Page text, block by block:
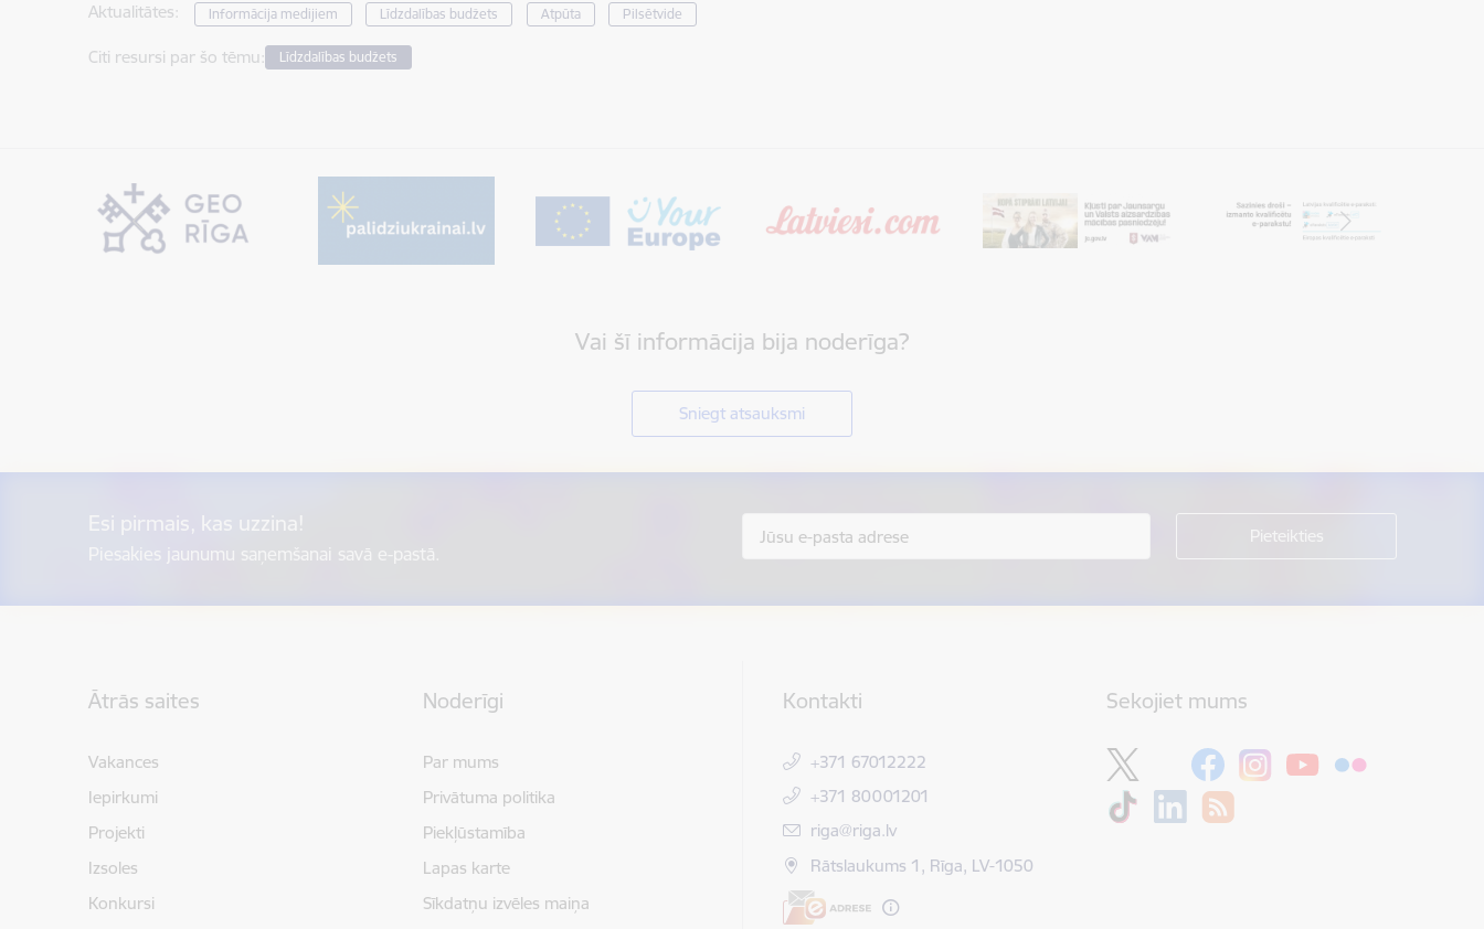
Aktualitātes: Informācija medijiem Līdzdalības budžets Atpūta Pilsētvide
Citi resursi par šo tēmu: Līdzdalības budžets
Vai šī informācija bija noderīga?
Sniegt atsauksmi
Esi pirmais, kas uzzina!
Piesakies jaunumu saņemšanai savā e-pastā.
Ātrās saites
Vakances
Iepirkumi
Projekti
Izsoles
Konkursi
Noderīgi
Par mums
Privātuma politika
Piekļūstamība
Lapas karte
Sīkdatņu izvēles maiņa
Kontakti
+371 67012222
+371 80001201
E-pasts:
riga@riga.lv
Rātslaukums 1, Rīga, LV-1050
Sekojiet mums